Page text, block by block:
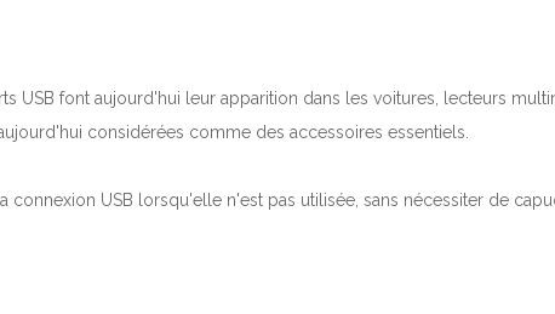
USB font aujourd'hui leur apparition dans les voitures, lecteurs
considérées comme des accessoires essentiels.
connexion USB lorsqu'elle n'est pas utilisée, sans nécessiter de